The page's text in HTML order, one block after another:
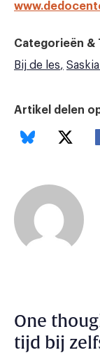
Categorieën &
Bij de les
Artikel delen
One
tijd bij